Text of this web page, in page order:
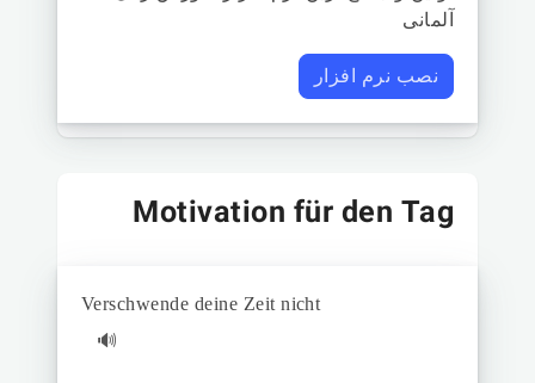
آلمانی
نصب نرم افزار
Motivation für den Tag
Verschwende deine Zeit nicht
🔊